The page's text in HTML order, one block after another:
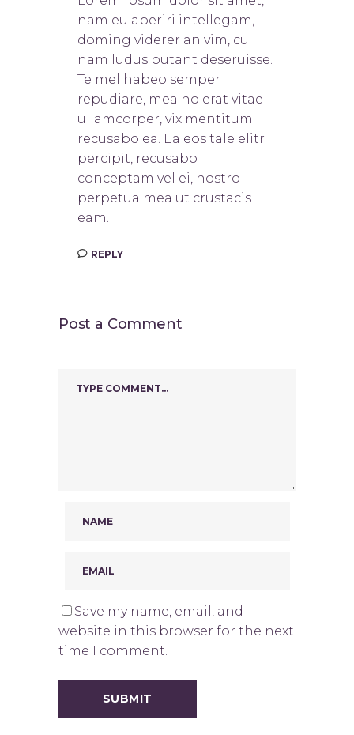
nam eu aperiri intellegam,
doming viderer an vim, cu
nam ludus putant deseruisse.
Te mel habeo semper
repudiare, mea no erat vitae
ullamcorper, vix mentitum
recusabo ea. Ea eos tale elitr
percipit, recusabo
conceptam vel ei, nostro
perpetua mea ut crustacis
eam.
REPLY
Post a Comment
Save my name, email, and
website in this browser for the next
time I comment.